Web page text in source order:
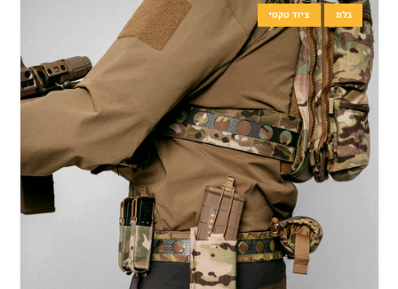
בלוג ציוד טקטי